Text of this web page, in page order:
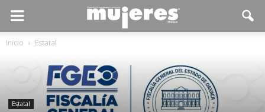
Inicio Estatal
Estatal